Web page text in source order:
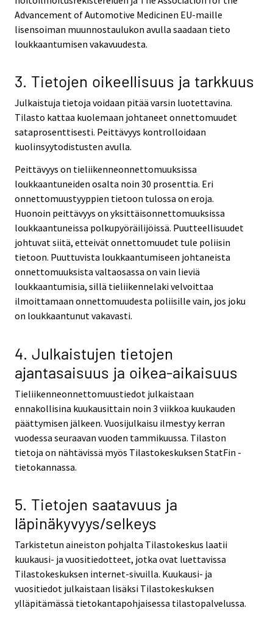
Advancement of Automotive Medicinen EU-maille
lisensoiman muunnostaulukon avulla saadaan tieto
loukkaantumisen vakavuudesta.
3. Tietojen oikeellisuus ja tarkkuus
Julkaistuja tietoja voidaan pitää varsin luotettavina.
Tilasto kattaa kuolemaan johtaneet onnettomuudet
sataprosenttisesti. Peittävyys kontrolloidaan
kuolinsyytodistusten avulla.
Peittävyys on tieliikenneonnettomuuksissa
loukkaantuneiden osalta noin 30 prosenttia. Eri
onnettomuustyyppien tietoon tulossa on eroja.
Huonoin peittävyys on yksittäisonnettomuuksissa
loukkaantuneissa polkupyöräilijöissä. Puutteellisuudet
johtuvat siitä, etteivät onnettomuudet tule poliisin
tietoon. Puuttuvista loukkaantumiseen johtaneista
onnettomuuksista valtaosassa on vain lieviä
loukkaantumisia, sillä tieliikennelaki velvoittaa
ilmoittamaan onnettomuudesta poliisille vain, jos joku
on loukkaantunut vakavasti.
4. Julkaistujen tietojen
ajantasaisuus ja oikea-aikaisuus
Tieliikenneonnettomuustiedot julkaistaan
ennakollisina kuukausittain noin 3 viikkoa kuukauden
päättymisen jälkeen. Vuosijulkaisu ilmestyy kerran
vuodessa seuraavan vuoden tammikuussa. Tilaston
tietoja on nähtävissä myös Tilastokeskuksen StatFin -
tietokannassa.
5. Tietojen saatavuus ja
läpinäkyvyys/selkeys
Tarkistetun aineiston pohjalta Tilastokeskus laatii
kuukausi- ja vuositiedotteet, jotka ovat luettavissa
Tilastokeskuksen internet-sivuilla. Kuukausi- ja
vuositiedot julkaistaan lisäksi Tilastokeskuksen
ylläpitämässä tietokantapohjaisessa tilastopalvelussa.